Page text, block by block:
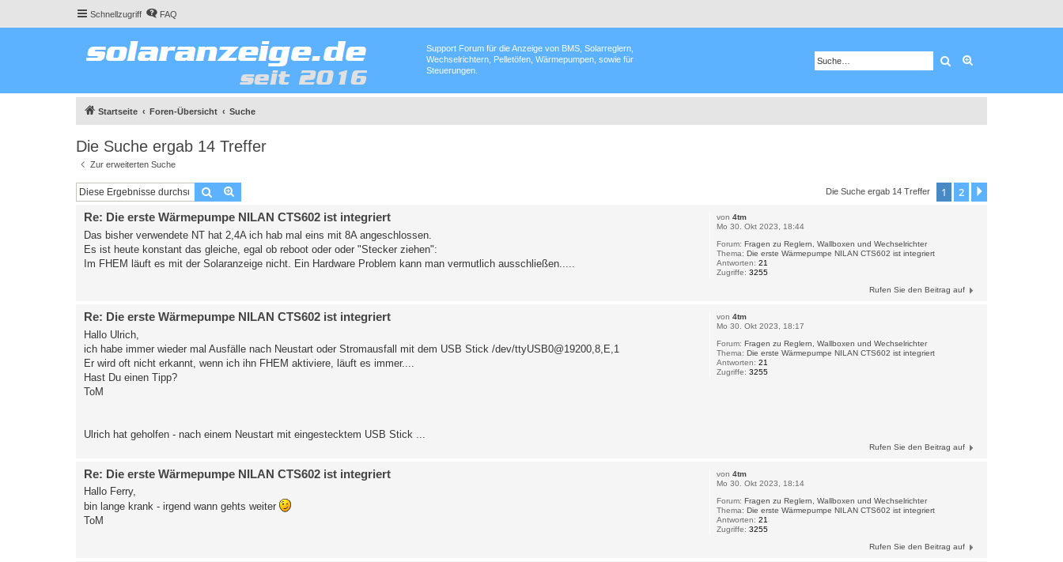
Schnellzugriff FAQ
Support Forum für die Anzeige von BMS, Solarreglern,
Wechselrichtern, Pelletöfen, Wärmepumpen, sowie für
Steuerungen.
Suche
Startseite Foren-Übersicht Suche
Die Suche ergab 14 Treffer
Zur erweiterten Suche
Suche Die Suche ergab 14 Treffer 1 2
von4tm
Mo 30. Okt 2023, 18:44
Forum:Fragen zu Reglern, Wallboxen und Wechselrichter
Thema:Die erste Wärmepumpe NILAN CTS602 ist integriert
Antworten:21
Zugriffe:3255
Re: Die erste Wärmepumpe NILAN CTS602 ist integriert
Das bisher verwendete NT hat 2,4A ich hab mal eins mit 8A angeschlossen.
Es ist heute konstant das gleiche, egal ob reboot oder oder "Stecker ziehen":
Im FHEM läuft es mit der Solaranzeige nicht. Ein Hardware Problem kann man vermutlich ausschließen.....
Rufen Sie den Beitrag auf
von4tm
Mo 30. Okt 2023, 18:17
Forum:Fragen zu Reglern, Wallboxen und Wechselrichter
Thema:Die erste Wärmepumpe NILAN CTS602 ist integriert
Antworten:21
Zugriffe:3255
Re: Die erste Wärmepumpe NILAN CTS602 ist integriert
Hallo Ulrich,
ich habe immer wieder mal Ausfälle nach Neustart oder Stromausfall mit dem USB Stick /dev/ttyUSB0@19200,8,E,1
Er wird oft nicht erkannt, wenn ich ihn FHEM aktiviere, läuft es immer....
Hast Du einen Tipp?
ToM
Ulrich hat geholfen - nach einem Neustart mit eingestecktem USB Stick ...
Rufen Sie den Beitrag auf
von4tm
Mo 30. Okt 2023, 18:14
Forum:Fragen zu Reglern, Wallboxen und Wechselrichter
Thema:Die erste Wärmepumpe NILAN CTS602 ist integriert
Antworten:21
Zugriffe:3255
Re: Die erste Wärmepumpe NILAN CTS602 ist integriert
Hallo Ferry,
bin lange krank - irgend wann gehts weiter
ToM
Rufen Sie den Beitrag auf